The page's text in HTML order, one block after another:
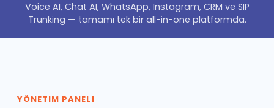
Voice AI, Chat AI, WhatsApp, Instagram, CRM ve SIP
Trunking — tamamı tek bir all-in-one platformda.
YÖNETIM PANELI